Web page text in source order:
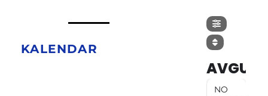
KALENDAR
AVGUST
NO